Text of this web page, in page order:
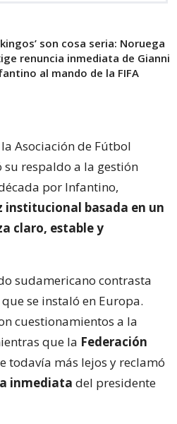
son cosa seria: Noruega
renuncia inmediata de Gianni
al mando de la FIFA
Asociación de Fútbol
su respaldo a la gestión
por Infantino,
institucional basada en un
claro, estable y
sudamericano contrasta
se instaló en Europa.
cuestionamientos a la
que la Federación
todavía más lejos y reclamó
inmediata del presidente